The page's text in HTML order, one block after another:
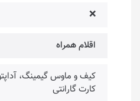
❌
اقلام همراه
کیف و ماوس گیمینگ،
کارت گارانتی